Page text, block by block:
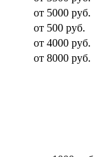
от 5000 руб.
от 500 руб.
от 4000 руб.
от 8000 руб.